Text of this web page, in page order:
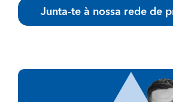
Junta-te à nossa rede de